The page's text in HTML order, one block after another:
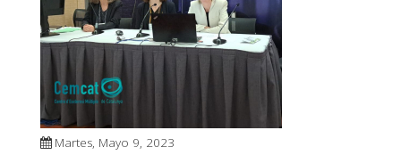
Martes, Mayo 9, 2023